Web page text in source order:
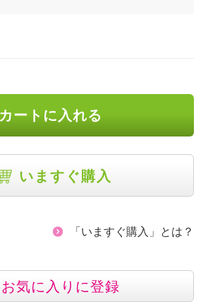
カートに入れる
いますぐ購入
「いますぐ購入」とは？
お気に入りに登録